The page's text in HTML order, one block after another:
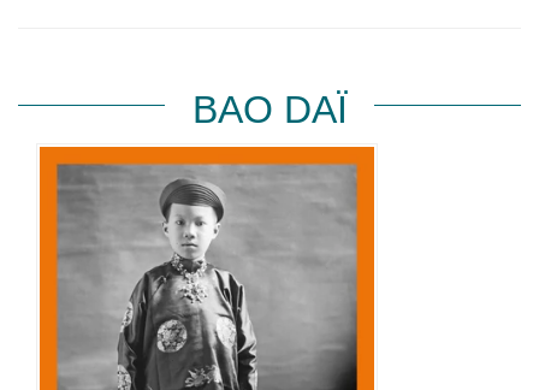
BAO DAÏ